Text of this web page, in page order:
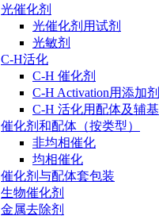
光催化剂
光催化剂用试剂
光敏剂
C-H活化
C-H 催化剂
C-H Activation用添加剂
C-H 活化用配体及辅基
催化剂和配体（按类型）
非均相催化
均相催化
催化剂与配体套包装
生物催化剂
金属去除剂